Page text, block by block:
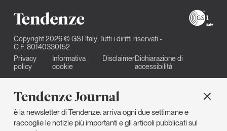
Tendenze Journal
è la newsletter di Tendenze: arriva ogni due settimane e
raccoglie le notizie più importanti e gli articoli pubblicati sul
Copyright 2026 © GS1 Italy. Tutti i diritti riservati -
C.F. 80140330152
Privacy
policy
Informativa
cookie
DisclaimerDichiarazione di
accessibilità